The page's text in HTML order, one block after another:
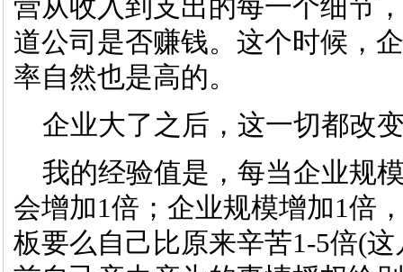
营从收入到支出的每一个细节
道公司是否赚钱。这个时候，
率自然也是高的。
企业大了之后，这一切都改
我的经验值是，每当企业规
会增加1倍；企业规模增加1倍
板要么自己比原来辛苦1-5倍(